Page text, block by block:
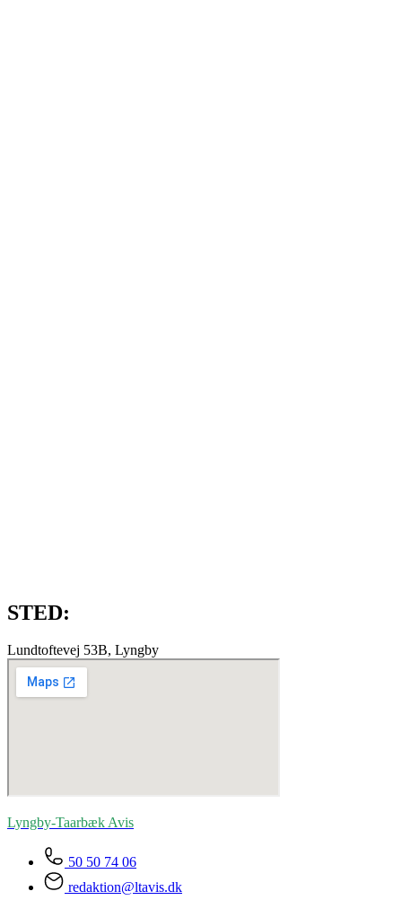
STED:
Lundtoftevej 53B, Lyngby
Lyngby-TaarbækAvis
50 50 74 06
redaktion@ltavis.dk